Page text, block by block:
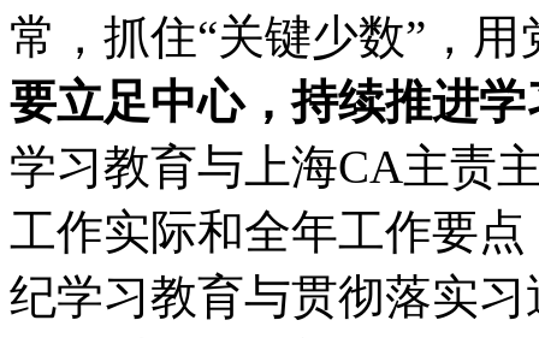
常，抓住“关键少数”，
要立足中心，持续推进
学习教育与上海CA主责
工作实际和全年工作要
纪学习教育与贯彻落实